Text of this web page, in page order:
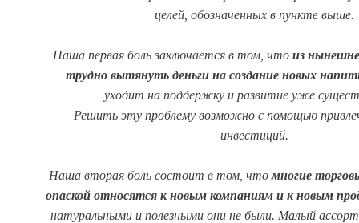
целей, обозначенных в пункте выше.
Наша первая бользаключается в том, что из
трудно вытянуть деньги на создание новых
уходит на поддержку и развитие уже
Решить эту проблему возможно с помощью
инвестиций.
Наша вторая больсостоит в том, чтомногие
опаской относятся к новым компаниям и к новым
натуральными и полезными они не были. Малый